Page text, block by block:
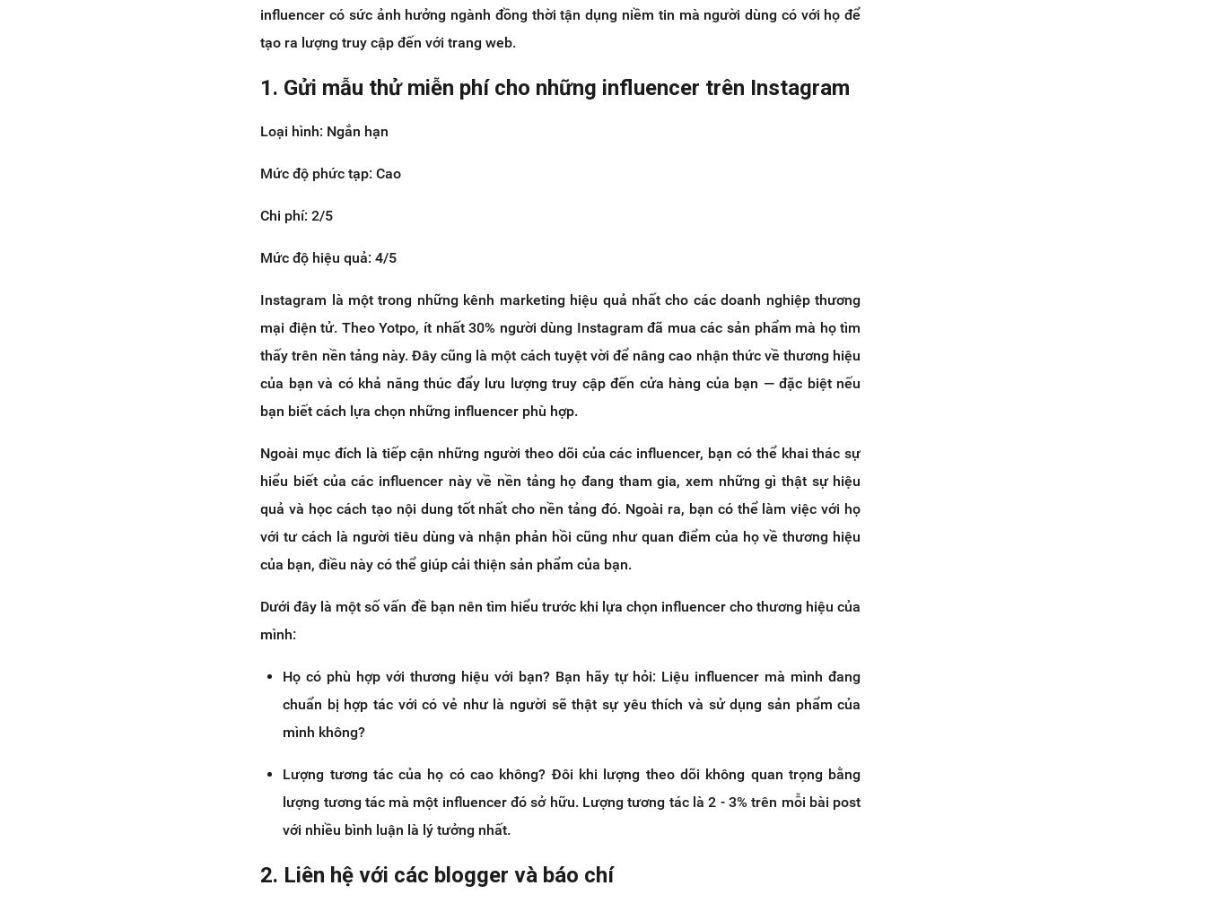
influencer có sức ảnh hưởng ngành đồng thời tận dụng niềm tin mà người dùng có với họ để
tạo ra lượng truy cập đến với trang web.
1. Gửi mẫu thử miễn phí cho những influencer trên Instagram
Loại hình: Ngắn hạn
Mức độ phức tạp: Cao
Chi phí: 2/5
Mức độ hiệu quả: 4/5
Instagram là một trong những kênh marketing hiệu quả nhất cho các doanh nghiệp thương
mại điện tử. Theo Yotpo, ít nhất 30% người dùng Instagram đã mua các sản phẩm mà họ tìm
thấy trên nền tảng này. Đây cũng là một cách tuyệt vời để nâng cao nhận thức về thương hiệu
của bạn và có khả năng thúc đẩy lưu lượng truy cập đến cửa hàng của bạn — đặc biệt nếu
bạn biết cách lựa chọn những influencer phù hợp.
Ngoài mục đích là tiếp cận những người theo dõi của các influencer, bạn có thể khai thác sự
hiểu biết của các influencer này về nền tảng họ đang tham gia, xem những gì thật sự hiệu
quả và học cách tạo nội dung tốt nhất cho nền tảng đó. Ngoài ra, bạn có thể làm việc với họ
với tư cách là người tiêu dùng và nhận phản hồi cũng như quan điểm của họ về thương hiệu
của bạn, điều này có thể giúp cải thiện sản phẩm của bạn.
Dưới đây là một số vấn đề bạn nên tìm hiểu trước khi lựa chọn influencer cho thương hiệu của
mình:
Họ có phù hợp với thương hiệu với bạn? Bạn hãy tự hỏi: Liệu influencer mà mình đang
chuẩn bị hợp tác với có vẻ như là người sẽ thật sự yêu thích và sử dụng sản phẩm của
mình không?
Lượng tương tác của họ có cao không? Đôi khi lượng theo dõi không quan trọng bằng
lượng tương tác mà một influencer đó sở hữu. Lượng tương tác là 2 - 3% trên mỗi bài post
với nhiều bình luận là lý tưởng nhất.
2. Liên hệ với các blogger và báo chí